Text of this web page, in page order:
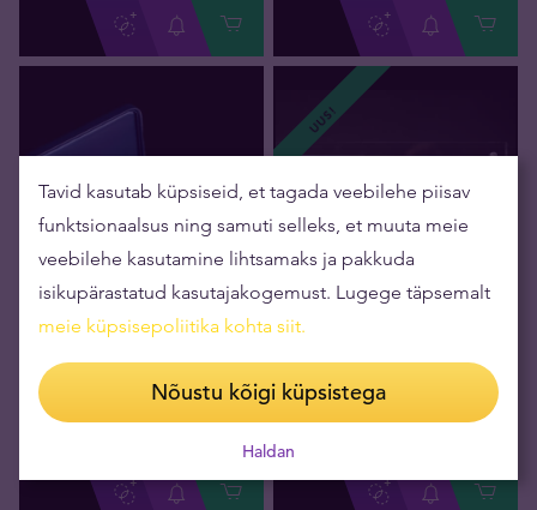
Saadaval
Kinkekarp plaadile
Müük
UUS!
1 miljon Zimbabwe dollarit
40,00 €
Tavid kasutab küpsiseid, et tagada veebilehe piisav
funktsionaalsus ning samuti selleks, et muuta meie
veebilehe kasutamine lihtsamaks ja pakkuda
isikupärastatud kasutajakogemust. Lugege täpsemalt
meie küpsisepoliitika kohta siit.
Nõustu kõigi küpsistega
Haldan